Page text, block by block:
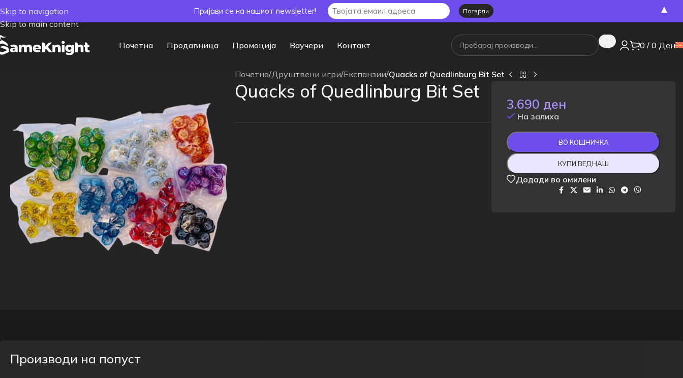
Skip to navigation
Skip to main content
Почетна Продавница Промоција Ваучери Контакт 0 / 0 Ден
Почетна/Друштвени игри/Експанзии/Quacks of Quedlinburg Bit Set
Quacks of Quedlinburg Bit Set
3.690 ден
На залиха
ВО КОШНИЧКА
КУПИ ВЕДНАШ
Додади во омилени
Производи на попуст
Пријави се на нашиот newsletter! ▲